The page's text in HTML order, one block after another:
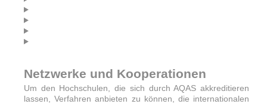
Netzwerke und Kooperationen
Um den Hochschulen, die sich durch AQAS akkreditieren
lassen, Verfahren anbieten zu können, die internationalen